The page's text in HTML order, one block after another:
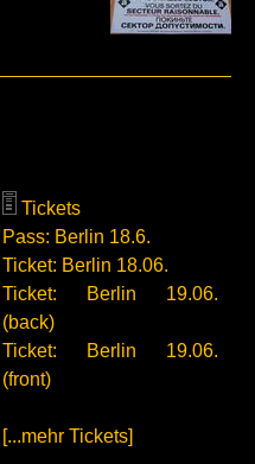
Tickets
Pass: Berlin 18.6.
Ticket: Berlin 18.06.
Ticket: Berlin 19.06.
(back)
Ticket: Berlin 19.06.
(front)
[...mehr Tickets]